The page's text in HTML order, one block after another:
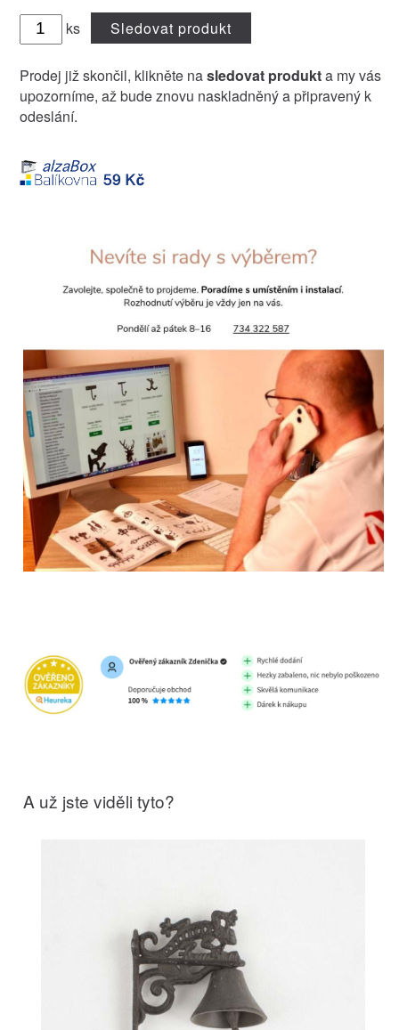
ks Sledovat produkt
Prodej již skončil, klikněte nasledovat produkta my vás
upozorníme, až bude znovu naskladněný a připravený k
odeslání.
A už jste viděli tyto?